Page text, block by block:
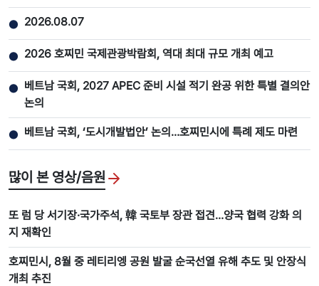
● 2026.08.07
● 2026 호찌민 국제관광박람회, 역대 최대 규모 개최 예고
● 베트남 국회, 2027 APEC 준비 시설 적기 완공 위한 특별 결의안
논의
● 베트남 국회, ‘도시개발법안’ 논의…호찌민시에 특례 제도 마련
많이 본 영상/음원
또 럼 당 서기장·국가주석, 韓 국토부 장관 접견…양국 협력 강화 의
지 재확인
호찌민시, 8월 중 레티리엥 공원 발굴 순국선열 유해 추도 및 안장식
개최 추진